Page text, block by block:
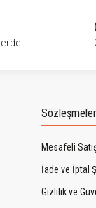
Sözleşmeler
Mesafeli
İade ve İptal
Gizlilik ve